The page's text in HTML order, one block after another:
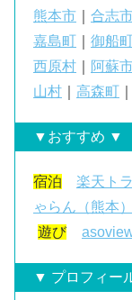
熊本市 合志
嘉島町
御船
西原村
阿蘇
山村
高森町
▼おすすめ ▼
宿泊 楽天ト
ゃらん（熊本）
遊び
▼ プロフィー